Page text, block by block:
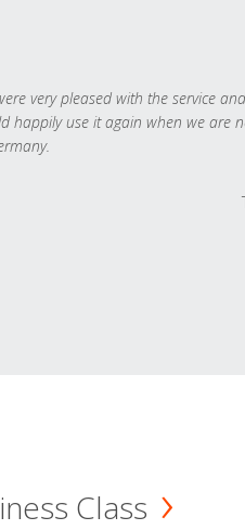
very pleased with the service and
happily use it again when we are
Class